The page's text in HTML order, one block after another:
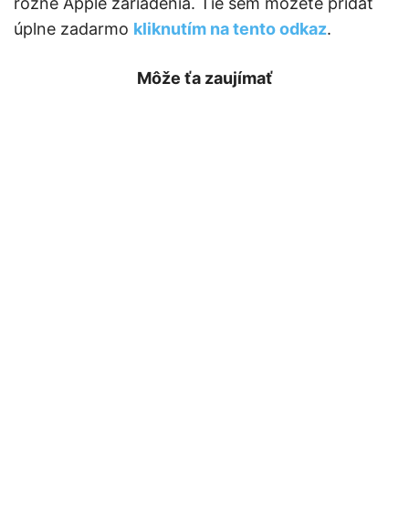
úplne zadarmo kliknutím na tento odkaz.
Môže ťa zaujímať